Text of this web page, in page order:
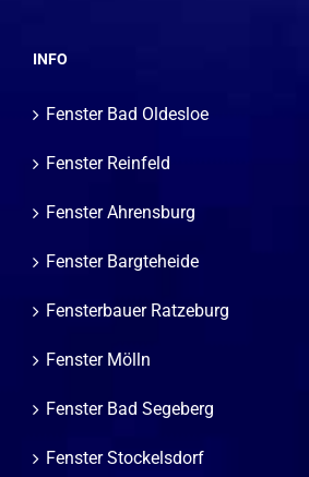
INFO
Fenster Bad Oldesloe
Fenster Reinfeld
Fenster Ahrensburg
Fenster Bargteheide
Fensterbauer Ratzeburg
Fenster Mölln
Fenster Bad Segeberg
Fenster Stockelsdorf